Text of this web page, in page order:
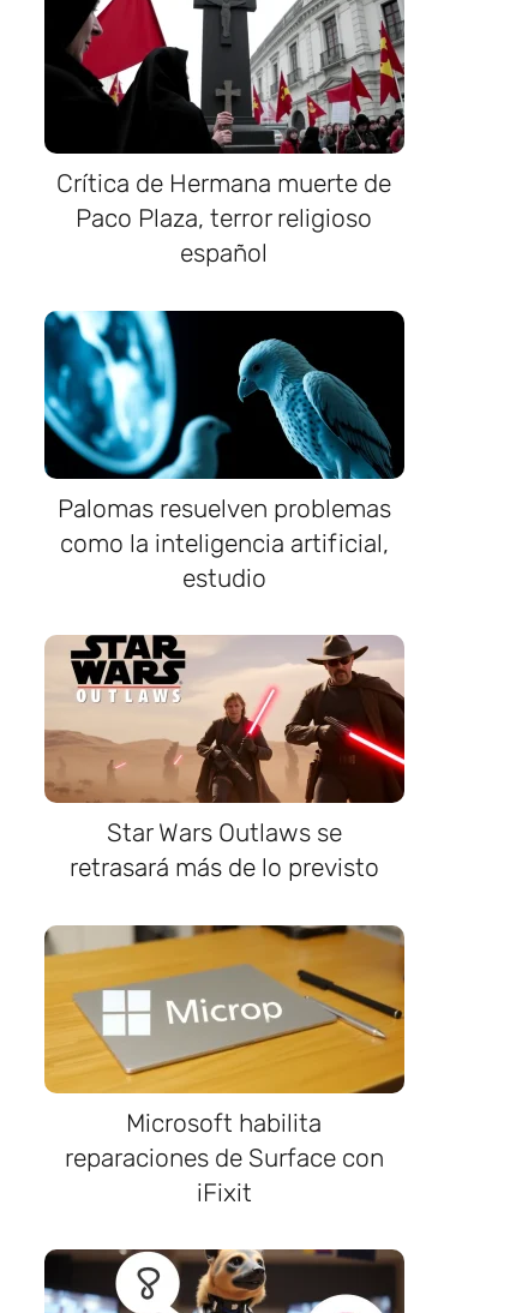
Crítica de Hermana muerte de
Paco Plaza, terror religioso
español
Palomas resuelven problemas
como la inteligencia artificial,
estudio
Star Wars Outlaws se
retrasará más de lo previsto
Microsoft habilita
reparaciones de Surface con
iFixit